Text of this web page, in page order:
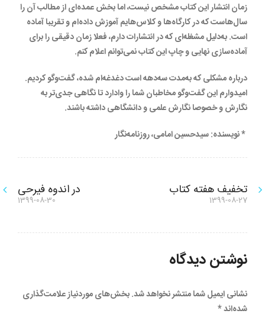
زمان انتشار این کتاب مشخص نیست، اما بخش عمده‌ای از مطالب آن را
سال‌هاست که در کارگاه‌ها و کلاس‌هایم آموزش داده‌ام و تقریبا آماده
است. به‌دلیل مشغله‌ای که در انتشارات دارم، فعلا زمان دقیقی را برای
آماده‌سازی نهایی و چاپ این کتاب نمی‌توانم اعلام کنم.
درباره مشکلی که به‌مدت سه‌دهه است دغدغه‌ام شده، گفت‌وگو کردیم.
امیدوارم این گفت‌وگو مخاطبان شما را وادارد تا نگاهی جدی‌تر به
نگارش و خصوصا نگارش علمی و دانشگاهی داشته باشند.
* نویسنده: سیدحسین امامی، روزنامه‌نگار
راهبری
تخفیف هفته کتاب
نوشته
1399-08-27
در اندوه فیرحی
1399-08-30
نوشتن دیدگاه
نشانی ایمیل شما منتشر نخواهد شد.بخش‌های موردنیاز علامت‌گذاری
شده‌اند*